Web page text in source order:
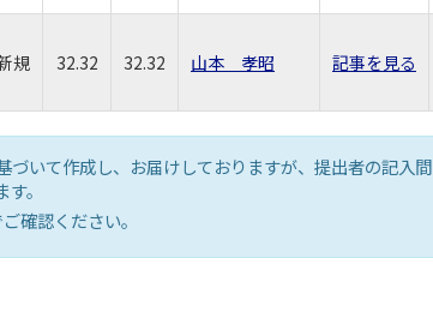
規 32.32 32.32 山本 孝昭 記事を見る
いて作成し、お届けしておりますが、提出者の記入
。
確認ください。